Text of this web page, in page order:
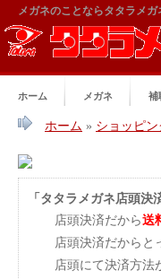
メガネのことならタタラメ
ホーム メガネ 補
ホーム » ショッピン
「タタラメガネ店頭決
店頭決済だから送
店頭決済だからと
店頭にて決済方法